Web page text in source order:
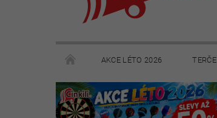
AKCE LÉTO 2026 TERČE
POHÁRY A TROFEJE VÝPRODEJ